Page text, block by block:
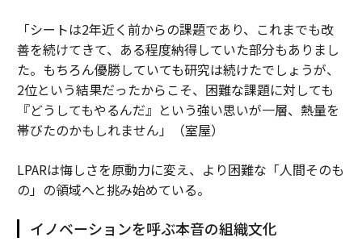
「シートは2年近く前からの課題であり、これまでも改
善を続けてきて、ある程度納得していた部分もありまし
た。もちろん優勝していても研究は続けたでしょうが、
2位という結果だったからこそ、困難な課題に対しても
『どうしてもやるんだ』という強い思いが一層、熱量を
帯びたのかもしれません」（室屋）
LPARは悔しさを原動力に変え、より困難な「人間そのも
の」の領域へと挑み始めている。
イノベーションを呼ぶ本音の組織文化